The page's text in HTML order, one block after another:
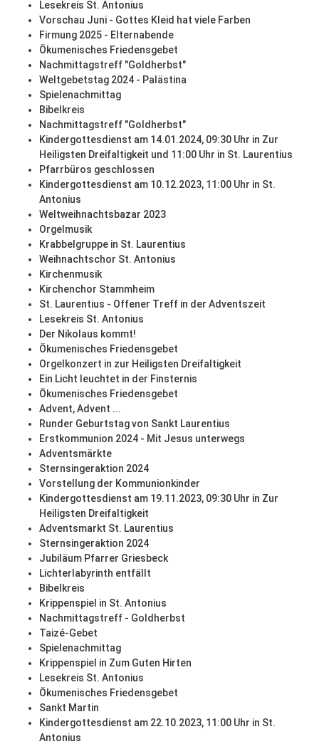
Lesekreis St. Antonius
Vorschau Juni - Gottes Kleid hat viele Farben
Firmung 2025 - Elternabende
Ökumenisches Friedensgebet
Nachmittagstreff "Goldherbst"
Weltgebetstag 2024 - Palästina
Spielenachmittag
Bibelkreis
Nachmittagstreff "Goldherbst"
Kindergottesdienst am 14.01.2024, 09:30 Uhr in Zur
Heiligsten Dreifaltigkeit und 11:00 Uhr in St. Laurentius
Pfarrbüros geschlossen
Kindergottesdienst am 10.12.2023, 11:00 Uhr in St.
Antonius
Weltweihnachtsbazar 2023
Orgelmusik
Krabbelgruppe in St. Laurentius
Weihnachtschor St. Antonius
Kirchenmusik
Kirchenchor Stammheim
St. Laurentius - Offener Treff in der Adventszeit
Lesekreis St. Antonius
Der Nikolaus kommt!
Ökumenisches Friedensgebet
Orgelkonzert in zur Heiligsten Dreifaltigkeit
Ein Licht leuchtet in der Finsternis
Ökumenisches Friedensgebet
Advent, Advent ...
Runder Geburtstag von Sankt Laurentius
Erstkommunion 2024 - Mit Jesus unterwegs
Adventsmärkte
Sternsingeraktion 2024
Vorstellung der Kommunionkinder
Kindergottesdienst am 19.11.2023, 09:30 Uhr in Zur
Heiligsten Dreifaltigkeit
Adventsmarkt St. Laurentius
Sternsingeraktion 2024
Jubiläum Pfarrer Griesbeck
Lichterlabyrinth entfällt
Bibelkreis
Krippenspiel in St. Antonius
Nachmittagstreff - Goldherbst
Taizé-Gebet
Spielenachmittag
Krippenspiel in Zum Guten Hirten
Lesekreis St. Antonius
Ökumenisches Friedensgebet
Sankt Martin
Kindergottesdienst am 22.10.2023, 11:00 Uhr in St.
Antonius